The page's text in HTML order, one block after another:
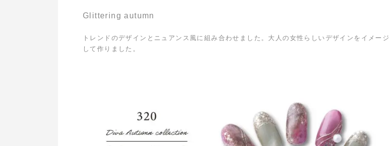
Glittering autumn
トレンドのデザインとニュアンス風に組み合わせました。大人の女性らしいデザインをイメージ
して作りました。